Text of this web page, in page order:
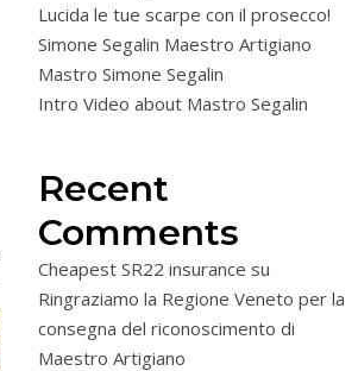
Lucida le tue scarpe con il prosecco!
Simone Segalin Maestro Artigiano
Mastro Simone Segalin
Intro Video about Mastro Segalin
Recent
Comments
Cheapest SR22 insurance su
Ringraziamo la Regione Veneto per la
consegna del riconoscimento di
Maestro Artigiano